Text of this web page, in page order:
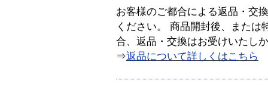
お客様のご都合による返品・交
ください。 商品開封後、または
合、返品・交換はお受けいたし
⇒返品について詳しくはこちら